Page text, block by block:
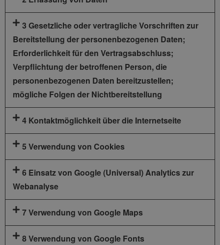
3 Gesetzliche oder vertragliche Vorschriften zur
Bereitstellung der personenbezogenen Daten;
Erforderlichkeit für den Vertragsabschluss;
Verpflichtung der betroffenen Person, die
personenbezogenen Daten bereitzustellen;
mögliche Folgen der Nichtbereitstellung
4 Kontaktmöglichkeit über die Internetseite
5 Verwendung von Cookies
6 Einsatz von Google (Universal) Analytics zur
Webanalyse
7 Verwendung von Google Maps
8 Verwendung von Google Fonts